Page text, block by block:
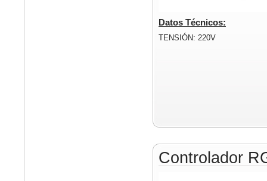
Datos Técnicos:
TENSIÓN: 220V
Controlador